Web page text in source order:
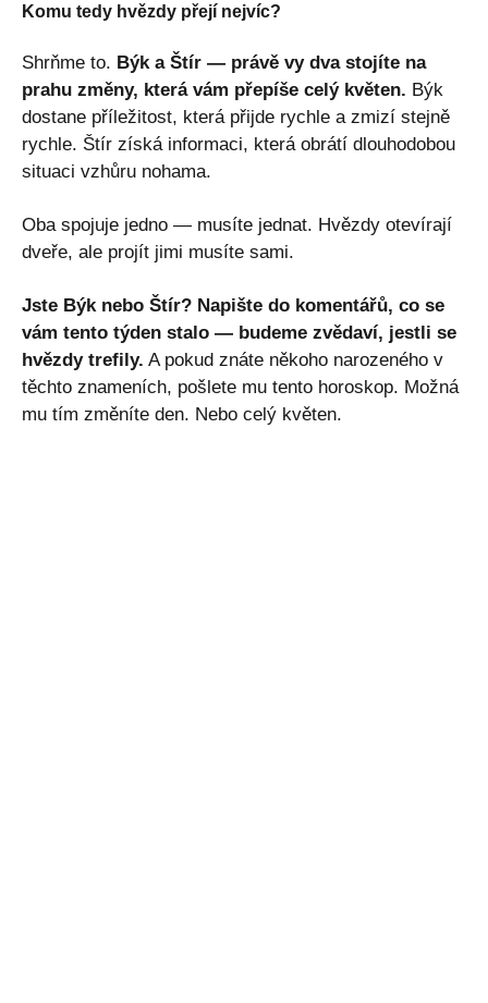
Komu tedy hvězdy přejí nejvíc?
Shrňme to. Býk a Štír — právě vy dva stojíte na
prahu změny, která vám přepíše celý květen. Býk
dostane příležitost, která přijde rychle a zmizí stejně
rychle. Štír získá informaci, která obrátí dlouhodobou
situaci vzhůru nohama.
Oba spojuje jedno — musíte jednat. Hvězdy otevírají
dveře, ale projít jimi musíte sami.
Jste Býk nebo Štír? Napište do komentářů, co se
vám tento týden stalo — budeme zvědaví, jestli se
hvězdy trefily. A pokud znáte někoho narozeného v
těchto znameních, pošlete mu tento horoskop. Možná
mu tím změníte den. Nebo celý květen.